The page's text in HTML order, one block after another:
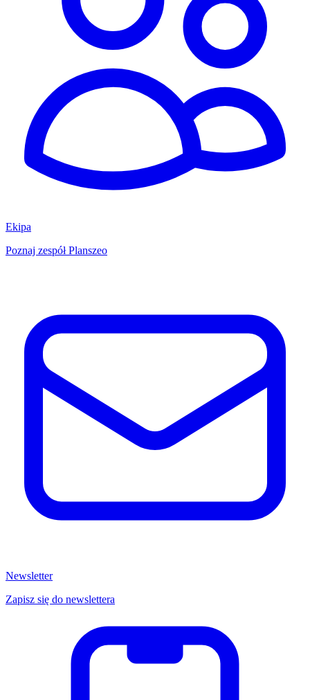
Ekipa
Poznaj zespół Planszeo
Newsletter
Zapisz się do newslettera